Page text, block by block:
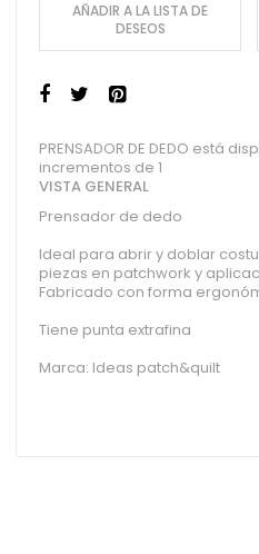
AÑADIR A LA LISTA DE
DESEOS
PRENSADOR DE DEDO está
incrementos de 1
VISTA GENERAL
Prensador de dedo
Ideal para abrir y doblar
piezas en patchwork y
Fabricado con forma
Tiene punta extrafina
Marca: Ideas patch&quilt